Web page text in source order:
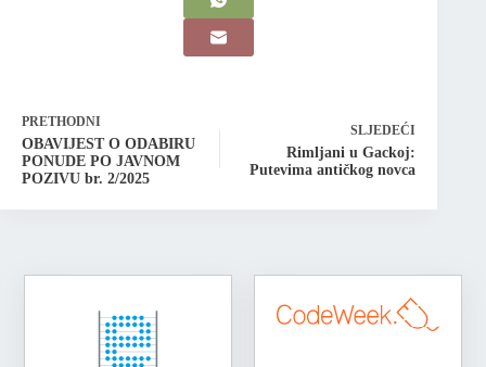
PRETHODNI
OBAVIJEST O ODABIRU
PONUDE PO JAVNOM
POZIVU br. 2/2025
SLJEDEĆI
Rimljani u Gackoj:
Putevima antičkog novca